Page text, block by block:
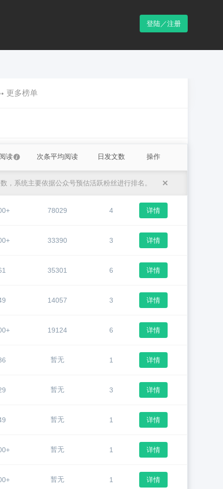
登陆／注册
更多榜单
读 次条平均阅读 日发文数 操作
，系统主要依据公众号预估活跃粉丝进行排名。
78029 4 详情
33390 3 详情
35301 6 详情
14057 3 详情
19124 6 详情
暂无 1 详情
暂无 3 详情
暂无 1 详情
暂无 1 详情
暂无 1 详情